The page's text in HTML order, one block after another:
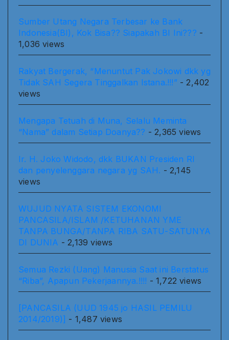
Sumber Utang Negara Terbesar ke Bank
Indonesia(BI), Kok Bisa?? Siapakah BI Ini??? -
1,036 views
Rakyat Bergerak, “Menuntut Pak Jokowi dkk yg
Tidak SAH Segera Tinggalkan Istana.!!!” - 2,402
views
Mengapa Tetuah di Muna, Selalu Meminta
“Nama” dalam Setiap Doanya?? - 2,365 views
Ir. H. Joko Widodo, dkk BUKAN Presiden RI
dan penyelenggara negara yg SAH. - 2,145
views
WUJUD NYATA SISTEM EKONOMI
PANCASILA/ISLAM /KETUHANAN YME
TANPA BUNGA/TANPA RIBA SATU-SATUNYA
DI DUNIA - 2,139 views
Semua Rezki (Uang) Manusia Saat ini Berstatus
“Riba”, Apapun Pekerjaannya.!!!! - 1,722 views
[PANCASILA (UUD 1945 jo HASIL PEMILU
2014/2019)] - 1,487 views